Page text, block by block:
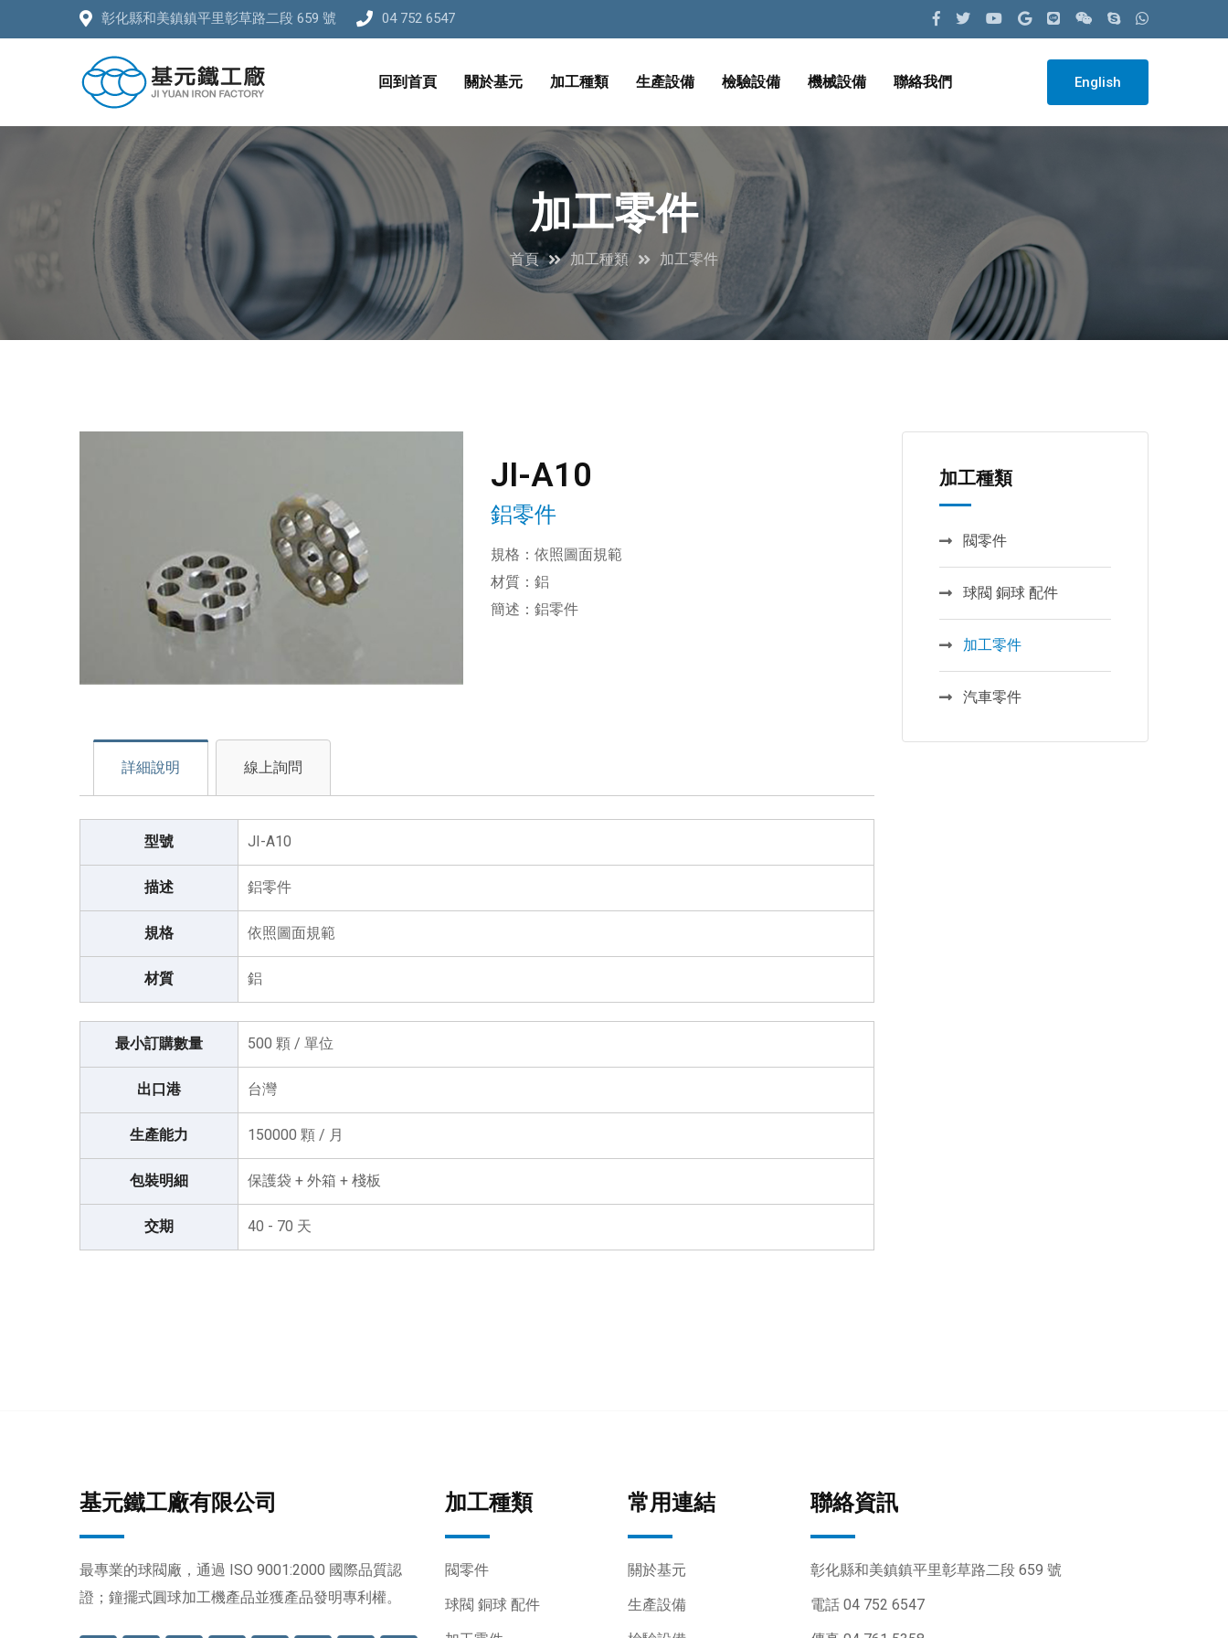
彰化縣和美鎮鎮平里彰草路二段 659 號 04 752 6547
回到首頁 關於基元 加工種類 生產設備 檢驗設備 機械設備 聯絡我們 English
加工零件
首頁 加工種類 加工零件
JI-A10
鋁零件
規格：依照圖面規範
材質：鋁
簡述：鋁零件
詳細說明 線上詢問
型號 JI-A10
描述 鋁零件
規格 依照圖面規範
材質 鋁
最小訂購數量 500 顆 / 單位
出口港 台灣
生產能力 150000 顆 / 月
包裝明細 保護袋 + 外箱 + 棧板
交期 40 - 70 天
加工種類
閥零件
球閥 銅球 配件
加工零件
汽車零件
基元鐵工廠有限公司
最專業的球閥廠，通過 ISO 9001:2000 國際品質認
證；鐘擺式圓球加工機產品並獲產品發明專利權。
加工種類
閥零件
球閥 銅球 配件
常用連結
關於基元
生產設備
聯絡資訊
彰化縣和美鎮鎮平里彰草路二段 659 號
電話 04 752 6547